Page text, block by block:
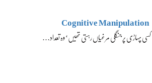
Cognitive Manipulation
کسی پہاڑی پر جنگلی مرغیاں رہتی تھیں‘ وہ تعداد…